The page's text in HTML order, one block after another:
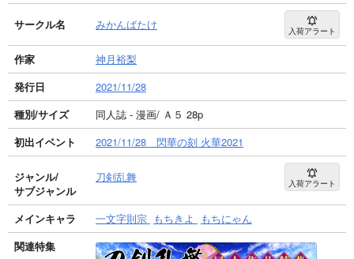
サークル名 みかんばたけ 入荷アラート
作家
神月裕梨
発行日
2021/11/28
種別/サイズ
同人誌 - 漫画/ Ａ５ 28p
初出イベント
2021/11/28 閃華の刻 火華2021
ジャンル/
サブジャンル
刀剣乱舞 入荷アラート
メインキャラ 一文字則宗 もちきよ
もちにゃん
関連特集